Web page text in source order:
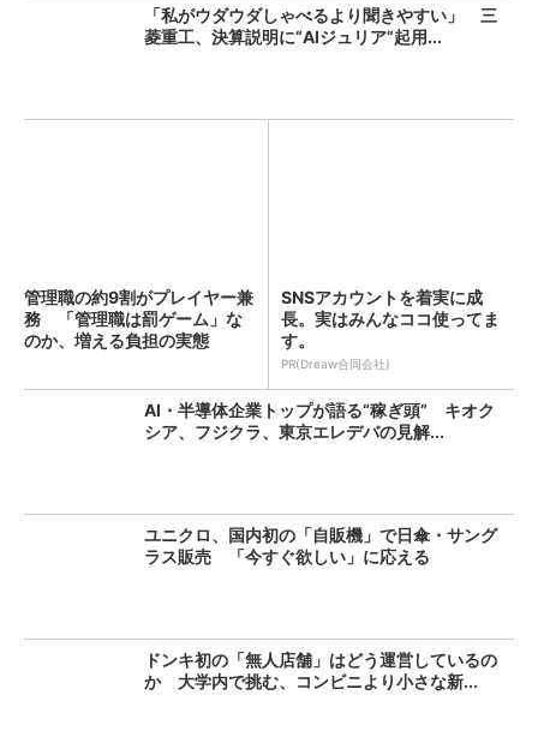
「私がウダウダしゃべるより聞きやすい」 三
菱重工、決算説明に“AIジュリア”起用...
管理職の約9割がプレイヤー兼
務 「管理職は罰ゲーム」な
のか、増える負担の実態
SNSアカウントを着実に成
長。実はみんなココ使ってま
す。
PR(Dreaw合同会社)
AI・半導体企業トップが語る“稼ぎ頭” キオク
シア、フジクラ、東京エレデバの見解...
ユニクロ、国内初の「自販機」で日傘・サング
ラス販売 「今すぐ欲しい」に応える
ドンキ初の「無人店舗」はどう運営しているの
か 大学内で挑む、コンビニより小さな新...